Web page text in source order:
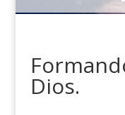
Dios.